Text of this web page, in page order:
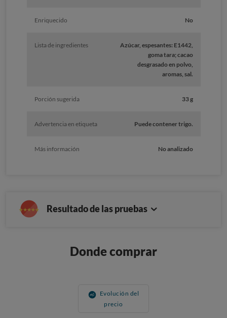
Enriquecido No
Lista de ingredientes
Azúcar, espesantes: E1442,
goma tara; cacao
desgrasado en polvo,
aromas, sal.
Porción sugerida 33 g
Advertencia en etiqueta Puede contener trigo.
Más información No analizado
Resultado de las pruebas
Donde comprar
Evolución del
precio